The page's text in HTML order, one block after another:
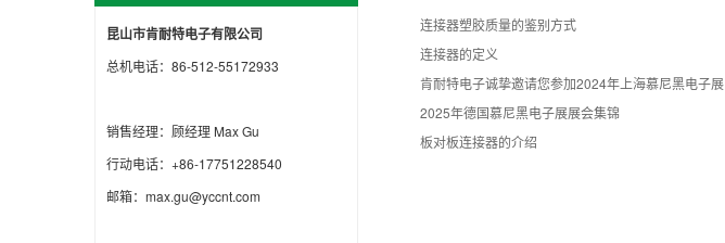
昆山市肯耐特电子有限公司
总机电话：86-512-55172933
销售经理：顾经理 Max Gu
行动电话：+86-17751228540
邮箱：max.gu@yccnt.com
连接器塑胶质量的鉴别方式
连接器的定义
肯耐特电子诚挚邀请您参加2024年上海慕尼黑电子展
2025年德国慕尼黑电子展展会集锦
板对板连接器的介绍